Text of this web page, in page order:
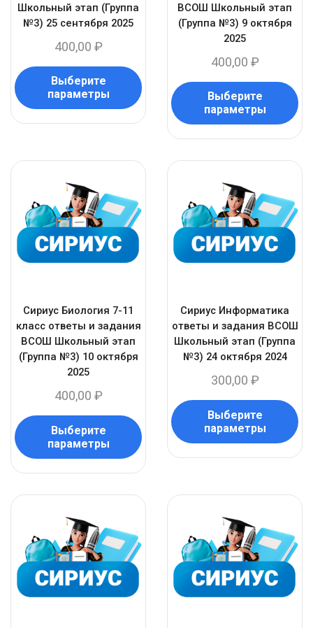
Школьный этап (Группа
№3) 25 сентября 2025
400,00 ₽
Выберите
параметры
ВСОШ Школьный этап
(Группа №3) 9 октября
2025
400,00 ₽
Выберите
параметры
Сириус Биология 7-11
класс ответы и задания
ВСОШ Школьный этап
(Группа №3) 10 октября
2025
400,00 ₽
Выберите
параметры
Сириус Информатика
ответы и задания ВСОШ
Школьный этап (Группа
№3) 24 октября 2024
300,00 ₽
Выберите
параметры